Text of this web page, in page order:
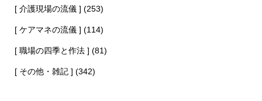
[ 介護現場の流儀 ] (253)
[ ケアマネの流儀 ] (114)
[ 職場の四季と作法 ] (81)
[ その他・雑記 ] (342)